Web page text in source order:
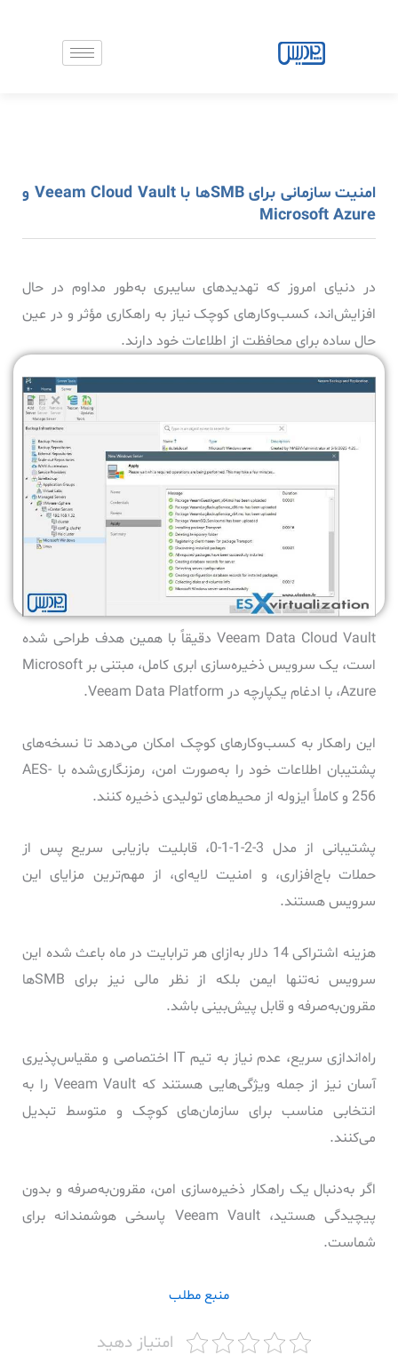
امنیت سازمانی برای SMBها با Veeam Cloud Vault و
Microsoft Azure
در دنیای امروز که تهدیدهای سایبری به‌طور مداوم در حال
افزایش‌اند، کسب‌وکارهای کوچک نیاز به راهکاری مؤثر و در عین
حال ساده برای محافظت از اطلاعات خود دارند.
‏Veeam Data Cloud Vault دقیقاً با همین هدف طراحی شده
است، یک سرویس ذخیره‌سازی ابری کامل، مبتنی بر Microsoft
Azure، با ادغام یکپارچه در Veeam Data Platform.
این راهکار به کسب‌وکارهای کوچک امکان می‌دهد تا نسخه‌های
پشتیبان اطلاعات خود را به‌صورت امن، رمزنگاری‌شده با AES-
256 و کاملاً ایزوله از محیط‌های تولیدی ذخیره کنند.
پشتیبانی از مدل 3-2-1-1-0، قابلیت بازیابی سریع پس از
حملات باج‌افزاری، و امنیت لایه‌ای، از مهم‌ترین مزایای این
سرویس هستند.
هزینه اشتراکی 14 دلار به‌ازای هر ترابایت در ماه باعث شده این
سرویس نه‌تنها ایمن بلکه از نظر مالی نیز برای SMBها
مقرون‌به‌صرفه و قابل پیش‌بینی باشد.
راه‌اندازی سریع، عدم نیاز به تیم IT اختصاصی و مقیاس‌پذیری
آسان نیز از جمله ویژگی‌هایی هستند که Veeam Vault را به
انتخابی مناسب برای سازمان‌های کوچک و متوسط تبدیل
می‌کنند.
اگر به‌دنبال یک راهکار ذخیره‌سازی امن، مقرون‌به‌صرفه و بدون
پیچیدگی هستید، Veeam Vault پاسخی هوشمندانه برای
شماست.
منبع مطلب
امتیاز دهید